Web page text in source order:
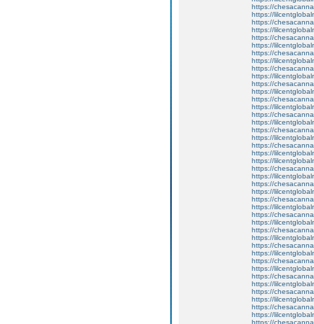
https://
https://
https://
https://
https://
https://
https://
https://
https://
https://
https://
https://
https://
https://
https://
https://
https://
https://
https://
https://
https://
https://
https://
https://
https://
https://
https://
https://
https://
https://
https://
https://
https://
https://
https://
https://
https://
https://
https://
https://
https://
https://